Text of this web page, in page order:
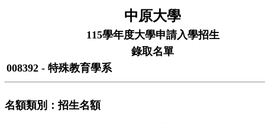
中原大學
115學年度大學申請入學招生
錄取名單
008392 - 特殊教育學系
名額類別：招生名額